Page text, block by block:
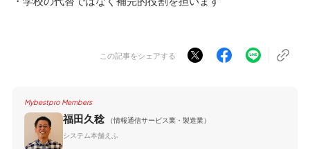
この記事をシェアする
Mybestpro Members
福田久稔
（情報通信サービス業・製造業）
システム本舗えふ